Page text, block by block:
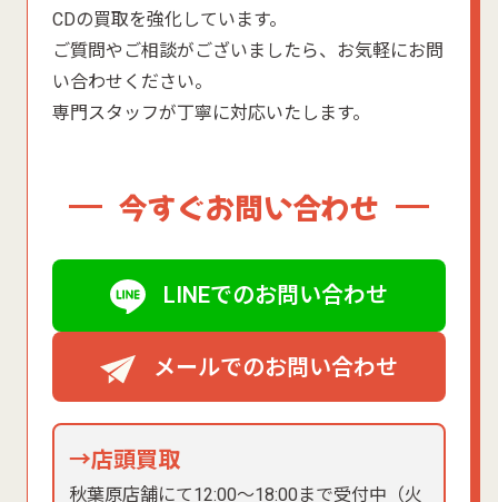
CDの買取を強化しています。
ご質問やご相談がございましたら、お気軽にお問
い合わせください。
専門スタッフが丁寧に対応いたします。
今すぐお問い合わせ
LINEでのお問い合わせ
メールでのお問い合わせ
→店頭買取
秋葉原店舗にて12:00〜18:00まで受付中（火